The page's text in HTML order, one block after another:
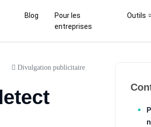
Blog
Pour les
entreprises
Outils
Divulgation publicitaire